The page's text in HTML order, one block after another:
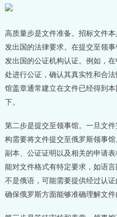
高质量步是文件准备。招标文件
发出国的法律要求。在提交至领
发出国的公证机构认证。例如，
处进行公证，确认其真实性和合
馆盖章通常建立在文件已经得到
下。
第二步是提交至领事馆。一旦文
构需要将文件提交至俄罗斯领事
副本、公证证明以及相关的申请
能对文件格式有特定要求，如语
不是俄语，可能需要提供经过认
确保俄罗斯方面能够准确理解文件